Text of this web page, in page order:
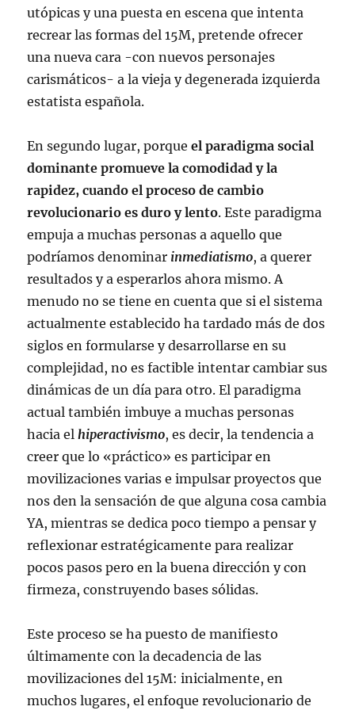
utópicas y una puesta en escena que intenta
recrear las formas del 15M, pretende ofrecer
una nueva cara -con nuevos personajes
carismáticos- a la vieja y degenerada izquierda
estatista española.
En segundo lugar, porqueel paradigma social
dominante promueve la comodidad y la
rapidez, cuando el proceso de cambio
revolucionario es duro y lento. Este paradigma
empuja a muchas personas a aquello que
podríamos denominar inmediatismo, a querer
resultados y a esperarlos ahora mismo. A
menudo no se tiene en cuenta que si el sistema
actualmente establecido ha tardado más de dos
siglos en formularse y desarrollarse en su
complejidad, no es factible intentar cambiar sus
dinámicas de un día para otro. El paradigma
actual también imbuye a muchas personas
hacia elhiperactivismo, es decir, la tendencia a
creer que lo «práctico» es participar en
movilizaciones varias e impulsar proyectos que
nos den la sensación de que alguna cosa cambia
YA, mientras se dedica poco tiempo a pensar y
reflexionar estratégicamente para realizar
pocos pasos pero en la buena dirección y con
firmeza, construyendo bases sólidas.
Este proceso se ha puesto de manifiesto
últimamente con la decadencia de las
movilizaciones del 15M: inicialmente, en
muchos lugares, el enfoque revolucionario de